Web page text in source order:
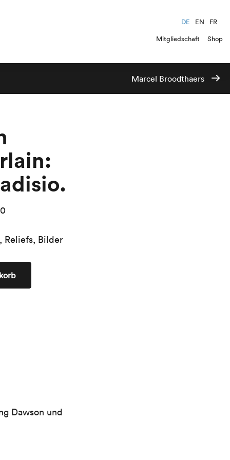
DE EN
FR
Mitgliedschaft
Shop
Marcel Broodthaers
Reliefs, Bilder
Dawson und